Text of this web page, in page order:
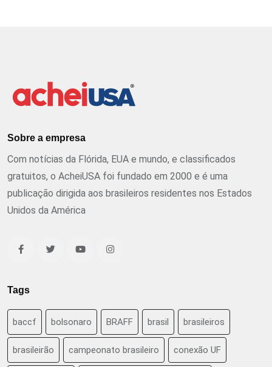
Sobre a empresa
Com notícias da Flórida, EUA e mundo, e classificados
gratuitos, o AcheiUSA foi fundado em 2000 e é uma
publicação dirigida aos brasileiros residentes nos Estados
Unidos da América
Tags
baccf bolsonaro BRAFF brasil brasileiros
brasileirão campeonato brasileiro conexão UF